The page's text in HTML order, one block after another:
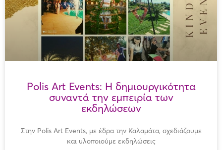
Polis Art Events: Η δημιουργικότητα
συναντά την εμπειρία των
εκδηλώσεων
Στην Polis Art Events, με έδρα την Καλαμάτα, σχεδιάζουμε
και υλοποιούμε εκδηλώσεις